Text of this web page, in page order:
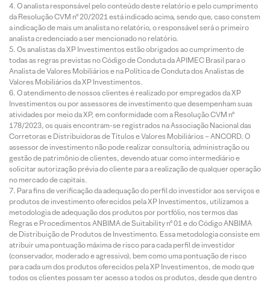
O analista responsável pelo conteúdo deste relatório e pelo cumprimento
da Resolução CVM nº 20/2021 está indicado acima, sendo que, caso constem
a indicação de mais um analista no relatório, o responsável será o primeiro
analista credenciado a ser mencionado no relatório.
Os analistas da XP Investimentos estão obrigados ao cumprimento de
todas as regras previstas no Código de Conduta da APIMEC Brasil para o
Analista de Valores Mobiliários e na Política de Conduta dos Analistas de
Valores Mobiliários da XP Investimentos.
O atendimento de nossos clientes é realizado por empregados da XP
Investimentos ou por assessores de investimento que desempenham suas
atividades por meio da XP, em conformidade com a Resolução CVM nº
178/2023, os quais encontram-se registrados na Associação Nacional das
Corretoras e Distribuidoras de Títulos e Valores Mobiliários – ANCORD. O
assessor de investimento não pode realizar consultoria, administração ou
gestão de patrimônio de clientes, devendo atuar como intermediário e
solicitar autorização prévia do cliente para a realização de qualquer operação
no mercado de capitais.
Para fins de verificação da adequação do perfil do investidor aos serviços e
produtos de investimento oferecidos pela XP Investimentos, utilizamos a
metodologia de adequação dos produtos por portfólio, nos termos das
Regras e Procedimentos ANBIMA de Suitability nº 01 e do Código ANBIMA
de Distribuição de Produtos de Investimento. Essa metodologia consiste em
atribuir uma pontuação máxima de risco para cada perfil de investidor
(conservador, moderado e agressivo), bem como uma pontuação de risco
para cada um dos produtos oferecidos pela XP Investimentos, de modo que
todos os clientes possam ter acesso a todos os produtos, desde que dentro